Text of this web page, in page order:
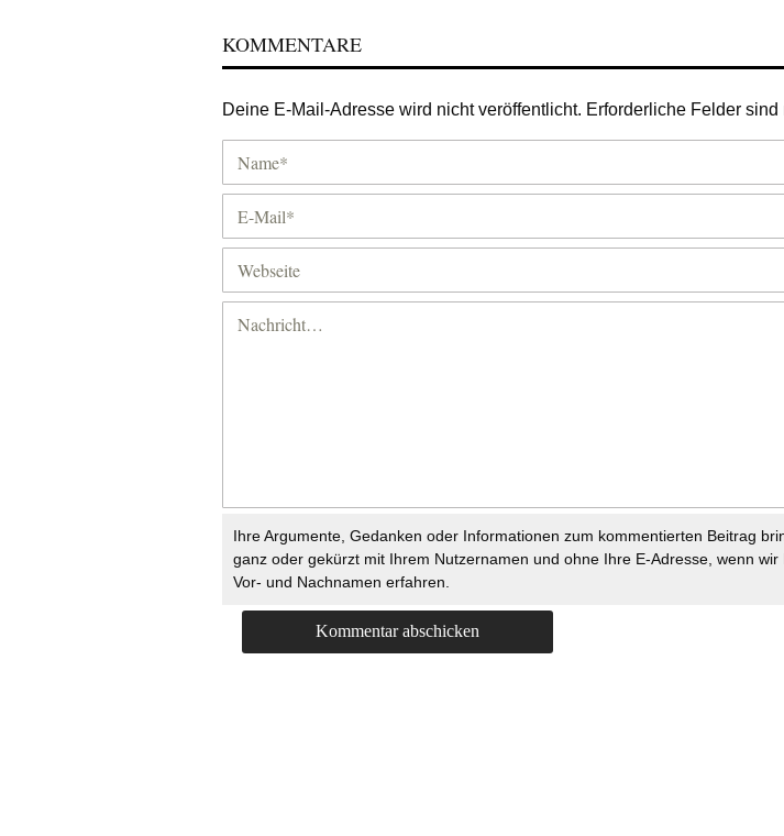
KOMMENTARE
Deine E-Mail-Adresse wird nicht veröffentlicht. Erforderliche Felder sind
Ihre Argumente, Gedanken oder Informationen zum kommentierten Beitrag
ganz oder gekürzt mit Ihrem Nutzernamen und ohne Ihre E-Adresse, wenn wir
Vor- und Nachnamen erfahren.